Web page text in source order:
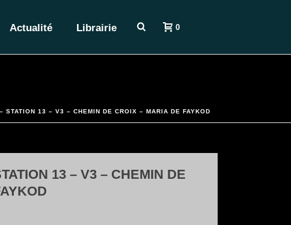
Actualité Librairie 0
STATION 13 – V3 – CHEMIN DE CROIX – MARIA DE FAYKOD
13 – V3 – CHEMIN DE